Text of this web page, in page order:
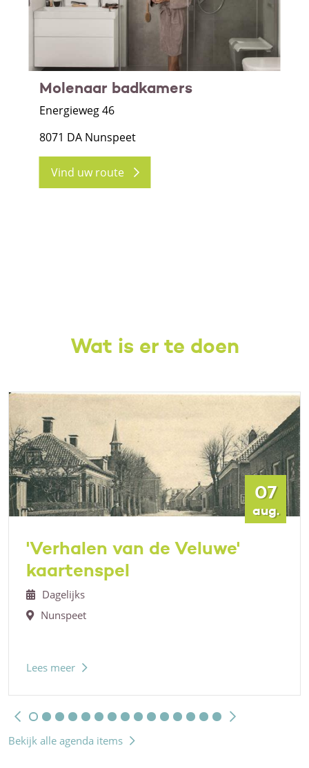
Molenaar badkamers
Energieweg 46
8071 DA Nunspeet
Vind uw route
Wat is er te doen
07
aug.
'Verhalen van de Veluwe'
kaartenspel
Dagelijks
Nunspeet
Lees meer
Bekijk alle agenda items